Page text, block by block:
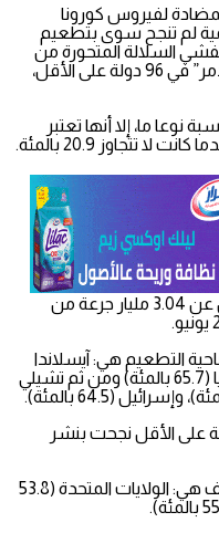
لفيروس كورونا
لم تنجح سوى بتطعيم
السلالة المتحورة من
الفيروس “دلتا” بشكل “سريع وتأثير مدمر” في 96 دولة على الأقل،
ما، إلا أنها تعتبر
تتجاوز 20.9 بالمئة.
ووفقا للموقع، فقد تم إعطاء ما لا يقل عن 3.04 مليار جرعة من
التطعيم هي: آيسلاندا
(75.9 بالمئة)، وكندا (68 بالمئة) وبريطانيا (65.7 بالمئة) ومن ثم تشيلي
دولة ومقاطعة على الأقل نجحت بنشر
وكانت أبرز الدول التي تجاوزت حاجز النصف هي: الولايات المتحدة (53.8